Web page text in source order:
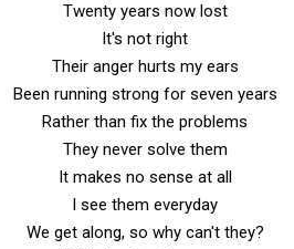
Twenty years now lost
It's not right
Their anger hurts my ears
Been running strong for seven years
Rather than fix the problems
They never solve them
It makes no sense at all
I see them everyday
We get along, so why can't they?